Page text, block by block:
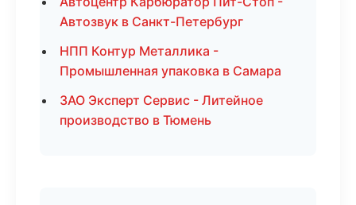
Автозвук в Санкт-Петербург
НПП Контур Металлика -
Промышленная упаковка в Самара
ЗАО Эксперт Сервис - Литейное
производство в Тюмень